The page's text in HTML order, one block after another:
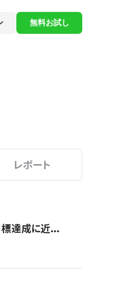
無料お試し
レポート
標達成に近...